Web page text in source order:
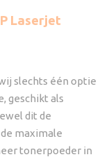
Laserjet
slechts één optie
geschikt als
dit de
maximale
tonerpoeder in